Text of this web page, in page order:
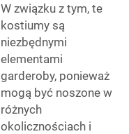
W związku z tym, te
kostiumy są
niezbędnymi
elementami
garderoby, ponieważ
mogą być noszone w
różnych
okolicznościach i